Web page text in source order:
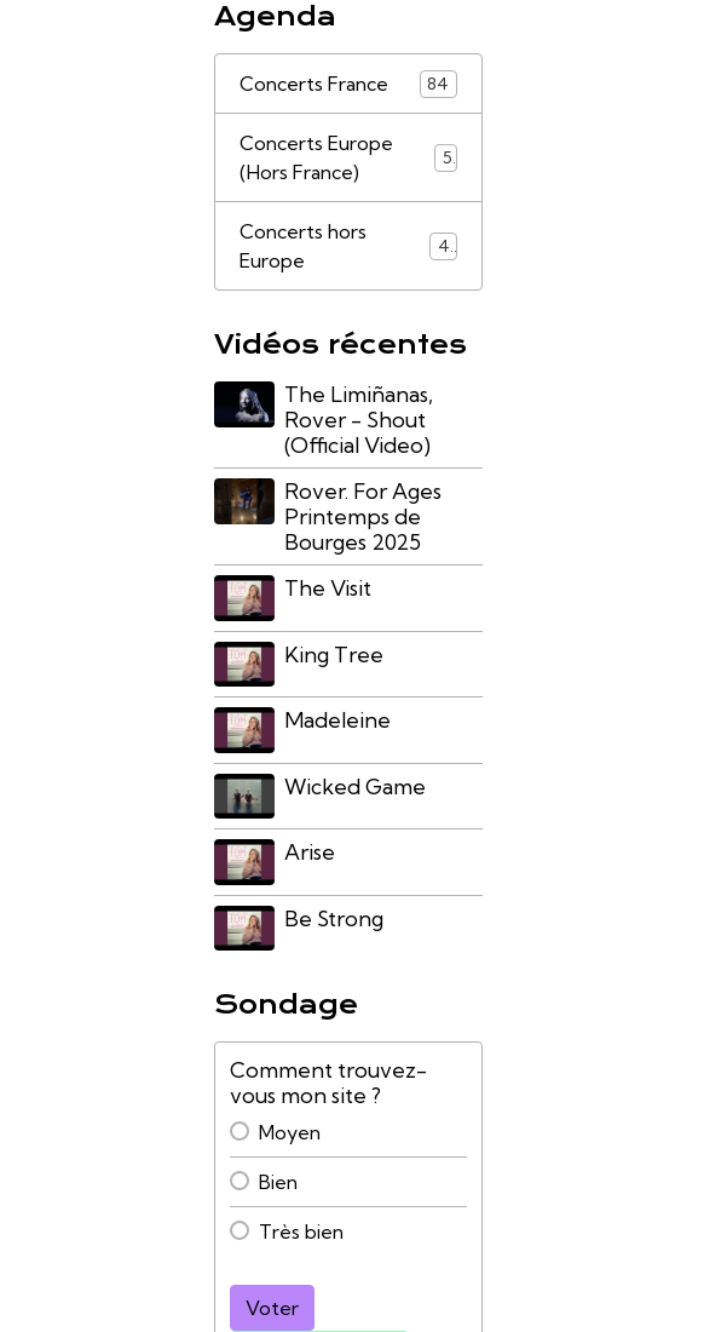
Agenda
Concerts France 84
Concerts Europe
(Hors France)
5
Concerts hors
Europe
4
Vidéos récentes
The Limiñanas,
Rover - Shout
(Official Video)
Rover. For Ages
Printemps de
Bourges 2025
The Visit
King Tree
Madeleine
Wicked Game
Arise
Be Strong
Sondage
Comment trouvez-
vous mon site ?
Moyen
Bien
Très bien
Voter